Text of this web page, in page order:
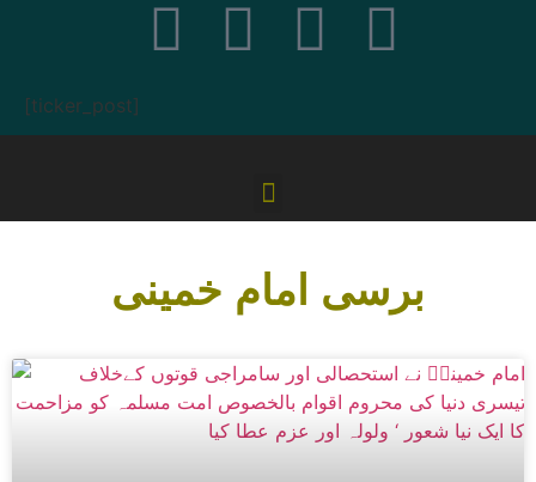
[ticker_post]
برسی امام خمینی